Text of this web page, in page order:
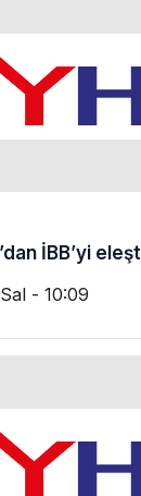
İBB’yi
- 10:09